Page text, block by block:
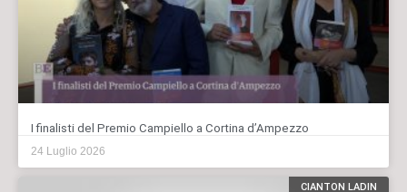
I finalisti del Premio Campiello a Cortina d’Ampezzo
24 Luglio 2026
CIANTON LADIN